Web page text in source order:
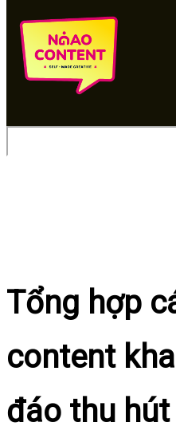
Tổng hợp
content
đáo thu